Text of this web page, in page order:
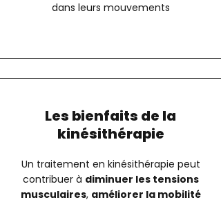
dans leurs mouvements
Les bienfaits de la
kinésithérapie
Un traitement en kinésithérapie peut
contribuer à diminuer les tensions
musculaires, améliorer la mobilité